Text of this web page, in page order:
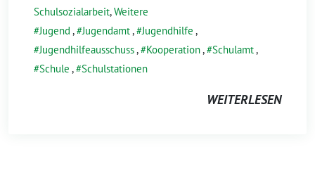
Schulsozialarbeit,Weitere
Jugend , Jugendamt, Jugendhilfe ,
Jugendhilfeausschuss, Kooperation, Schulamt,
Schule , Schulstationen
WEITERLESEN